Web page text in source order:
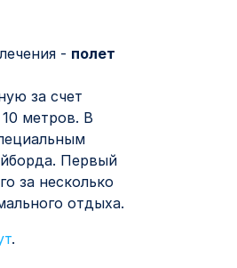
- полет
за счет
метров. В
Первый
за несколько
отдыха.
.